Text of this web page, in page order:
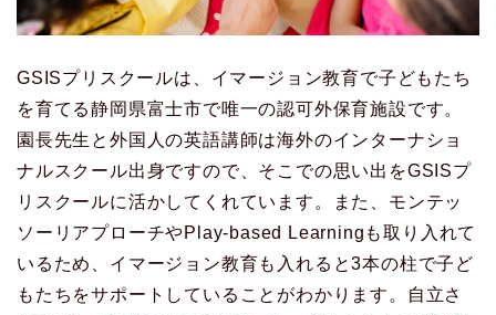
GSISプリスクールは、イマージョン教育で子どもたち
を育てる静岡県富士市で唯一の認可外保育施設です。
園長先生と外国人の英語講師は海外のインターナショ
ナルスクール出身ですので、そこでの思い出をGSISプ
リスクールに活かしてくれています。また、モンテッ
ソーリアプローチやPlay-based Learningも取り入れて
いるため、イマージョン教育も入れると3本の柱で子ど
もたちをサポートしていることがわかります。自立さ